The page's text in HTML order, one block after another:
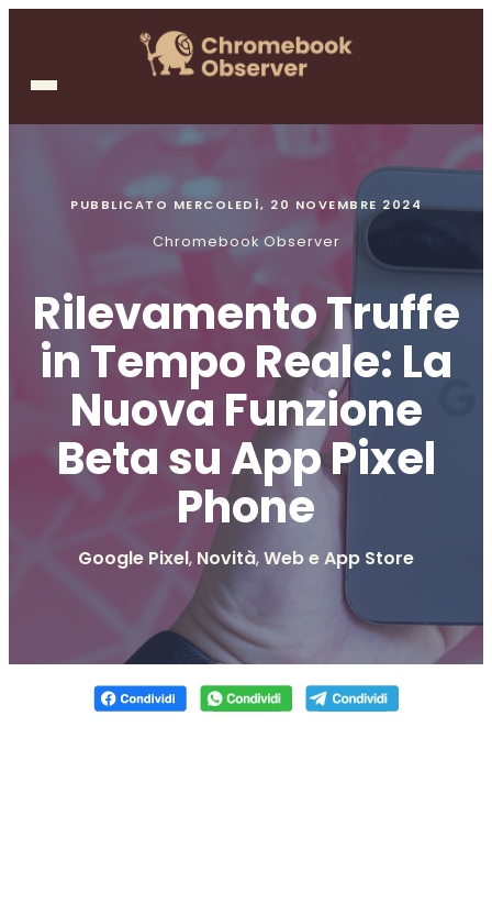
PUBBLICATO MERCOLEDÌ, 20 NOVEMBRE 2024
Chromebook Observer
Rilevamento Truffe
in Tempo Reale: La
Nuova Funzione
Beta su App Pixel
Phone
Google Pixel, Novità,Web e App Store